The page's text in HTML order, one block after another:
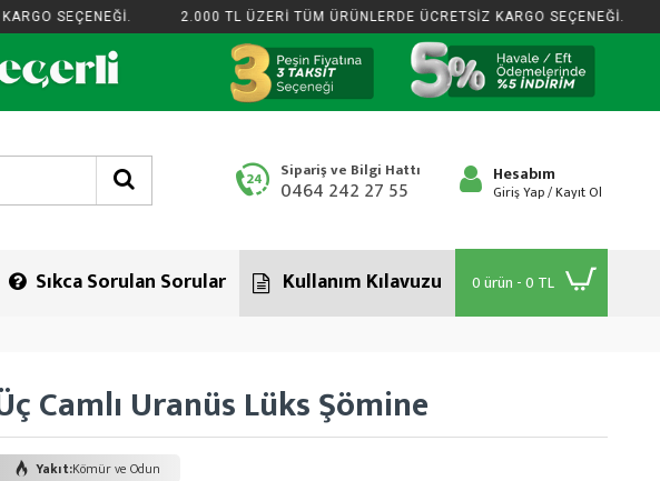
2.000 TL ÜZERİ TÜM ÜRÜNLERDE ÜCRETSİZ KARGO SEÇENEĞİ.
Sipariş ve Bilgi Hattı
0464 242 27 55
Hesabım
Giriş Yap / Kayıt Ol
Sıkca Sorulan Sorular Kullanım Kılavuzu 0 ürün - 0 TL
Camlı Uranüs Lüks Şömine
Yakıt:Kömür ve Odun